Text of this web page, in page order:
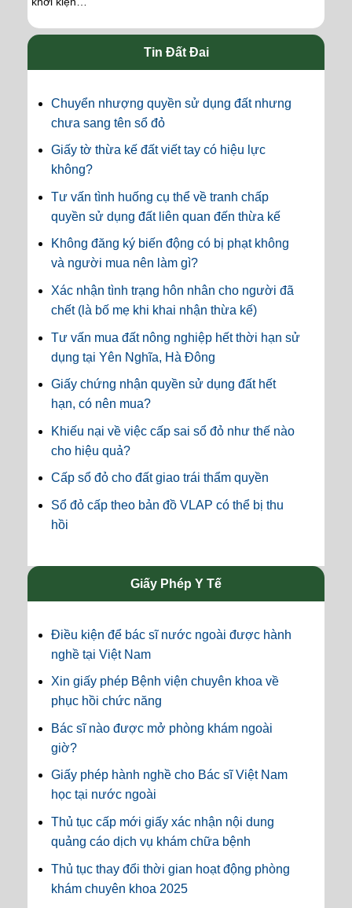
Tin Đất Đai
Chuyển nhượng quyền sử dụng đất nhưng
chưa sang tên sổ đỏ
Giấy tờ thừa kế đất viết tay có hiệu lực
không?
Tư vấn tình huống cụ thể về tranh chấp
quyền sử dụng đất liên quan đến thừa kế
Không đăng ký biến động có bị phạt không
và người mua nên làm gì?
Xác nhận tình trạng hôn nhân cho người đã
chết (là bố mẹ khi khai nhận thừa kế)
Tư vấn mua đất nông nghiệp hết thời hạn sử
dụng tại Yên Nghĩa, Hà Đông
Giấy chứng nhận quyền sử dụng đất hết
hạn, có nên mua?
Khiếu nại về việc cấp sai sổ đỏ như thế nào
cho hiệu quả?
Cấp sổ đỏ cho đất giao trái thẩm quyền
Sổ đỏ cấp theo bản đồ VLAP có thể bị thu
hồi
Giấy Phép Y Tế
Điều kiện để bác sĩ nước ngoài được hành
nghề tại Việt Nam
Xin giấy phép Bệnh viện chuyên khoa về
phục hồi chức năng
Bác sĩ nào được mở phòng khám ngoài
giờ?
Giấy phép hành nghề cho Bác sĩ Việt Nam
học tại nước ngoài
Thủ tục cấp mới giấy xác nhận nội dung
quảng cáo dịch vụ khám chữa bệnh
Thủ tục thay đổi thời gian hoạt động phòng
khám chuyên khoa 2025